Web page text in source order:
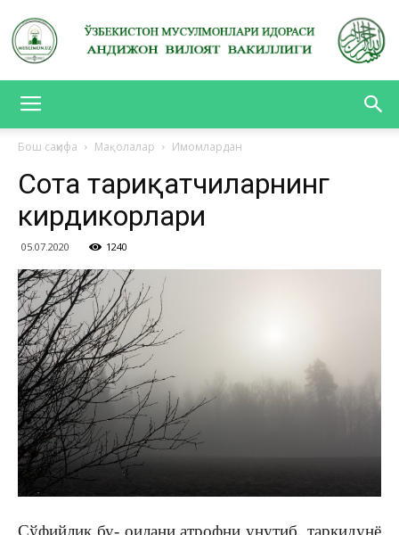
ВИЛОЯТ
ВАКИЛЛИГИ
Бош саҳифа Мақолалар Имомлардан
Соҳта тариқатчиларнинг
кирдикорлари
05.07.2020 1240
Сўфийлик бу- оилани,атрофни унутиб, таркидунё